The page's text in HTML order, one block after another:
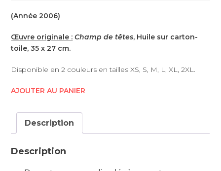
(Année 2006)
Œuvre originale : Champ de têtes, Huile sur carton-
toile, 35 x 27 cm.
Disponible en 2 couleurs en tailles XS, S, M, L, XL, 2XL.
AJOUTER AU PANIER
Description
Description